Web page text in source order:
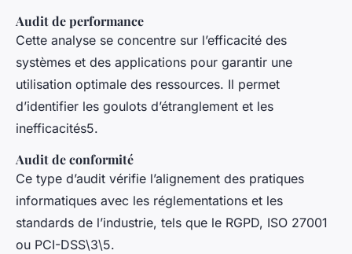
Audit de performance
Cette analyse se concentre sur l’efficacité des
systèmes et des applications pour garantir une
utilisation optimale des ressources. Il permet
d’identifier les goulots d’étranglement et les
inefficacités5.
Audit de conformité
Ce type d’audit vérifie l’alignement des pratiques
informatiques avec les réglementations et les
standards de l’industrie, tels que le RGPD, ISO 27001
ou PCI-DSS\3\5.